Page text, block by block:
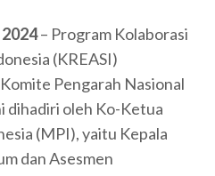
– Program Kolaborasi
(KREASI)
Pengarah Nasional
dihadiri oleh Ko-Ketua
(MPI), yaitu Kepala
dan Asesmen